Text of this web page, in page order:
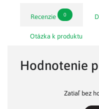
Recenzie 0
Otázka k produktu
Hodnotenie
Zatiaľ bez